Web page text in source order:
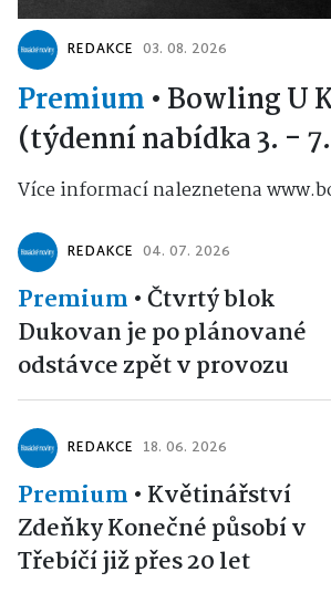
REDAKCE 03. 08. 2026
Premium • Bowling U
(týdenní nabídka 3. -
Více informací naleznetena
REDAKCE 04. 07. 2026
Premium •Čtvrtý blok
Dukovan je po plánované
odstávce zpět v provozu
REDAKCE 18. 06. 2026
Premium • Květinářství
Zdeňky Konečné působí v
Třebíčí již přes 20 let